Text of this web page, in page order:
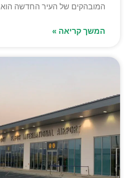
המובהקים של העיר החדשה הוא
המשך קריאה »